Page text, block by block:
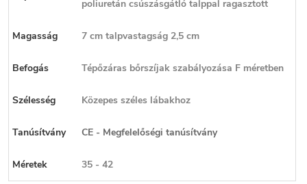
poliuretán csúszásgátló talppal ragasztott
Magasság 7 cm talpvastagság 2,5 cm
Befogás Tépőzáras bőrszíjak szabályozása F méretben
Szélesség Közepes széles lábakhoz
Tanúsítvány CE - Megfelelőségi tanúsítvány
Méretek 35 - 42